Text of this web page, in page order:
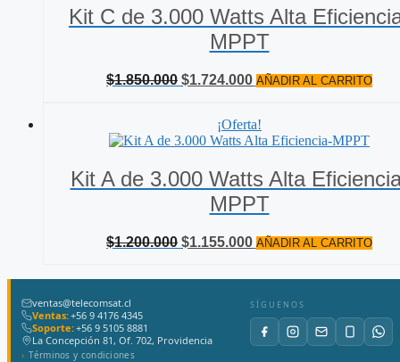
Kit C de 3.000 Watts Alta
MPPT
$1.850.000 El
$1.850.000.
$1.724.000El
es:
$1.724.000.
AÑADIR AL CARRITO
¡Oferta!
Kit A de 3.000 Watts Alta
MPPT
$1.200.000 El
$1.200.000.
$1.155.000El
$1.155.000.
AÑADIR AL CARRITO
ventas@telecomsat.cl
Ventas:+56 9 4176 4345
Soporte:+56 9 5105 8881
La Concepción 81, Of. 702, Providencia
SÍGUENOS
Términos y condiciones